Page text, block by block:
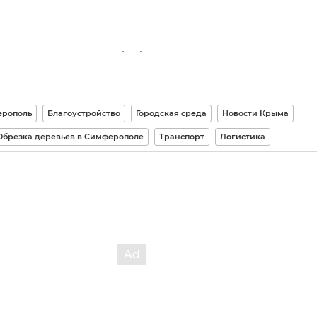
Благоустройство Городская среда Новости Крыма
деревьев в Симферополе Транспорт Логистика